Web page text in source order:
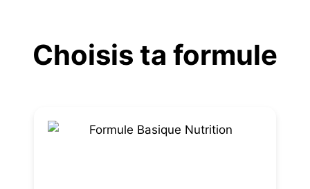
contenuChoisis ta formule